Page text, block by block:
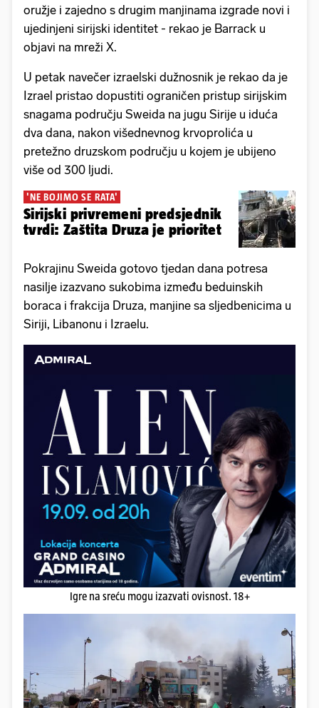
oružje i zajedno s drugim manjinama izgrade novi i
ujedinjeni sirijski identitet - rekao je Barrack u
objavi na mreži X.
U petak navečer izraelski dužnosnik je rekao da je
Izrael pristao dopustiti ograničen pristup sirijskim
snagama području Sweida na jugu Sirije u iduća
dva dana, nakon višednevnog krvoprolića u
pretežno druzskom području u kojem je ubijeno
više od 300 ljudi.
'NE BOJIMO SE RATA'
Sirijski privremeni predsjednik
tvrdi: Zaštita Druza je prioritet
Pokrajinu Sweida gotovo tjedan dana potresa
nasilje izazvano sukobima između beduinskih
boraca i frakcija Druza, manjine sa sljedbenicima u
Siriji, Libanonu i Izraelu.
Igre na sreću mogu izazvati ovisnost. 18+